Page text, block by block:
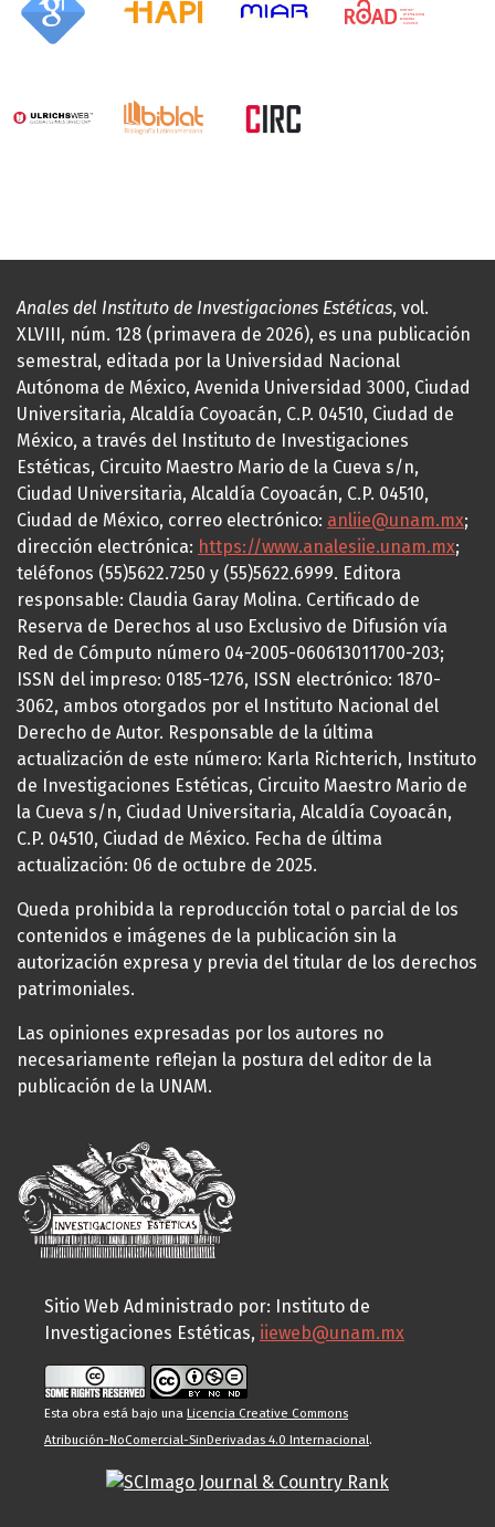
Anales del Instituto de Investigaciones Estéticas, vol.
XLVIII, núm. 128 (primavera de 2026), es una publicación
semestral, editada por la Universidad Nacional
Autónoma de México, Avenida Universidad 3000, Ciudad
Universitaria, Alcaldía Coyoacán, C.P. 04510, Ciudad de
México, a través del Instituto de Investigaciones
Estéticas, Circuito Maestro Mario de la Cueva s/n,
Ciudad Universitaria, Alcaldía Coyoacán, C.P. 04510,
Ciudad de México, correo electrónico: anliie@unam.mx;
dirección electrónica: https://www.analesiie.unam.mx;
teléfonos (55)5622.7250 y (55)5622.6999. Editora
responsable: Claudia Garay Molina. Certificado de
Reserva de Derechos al uso Exclusivo de Difusión vía
Red de Cómputo número 04-2005-060613011700-203;
ISSN del impreso: 0185-1276, ISSN electrónico: 1870-
3062, ambos otorgados por el Instituto Nacional del
Derecho de Autor. Responsable de la última
actualización de este número: Karla Richterich, Instituto
de Investigaciones Estéticas, Circuito Maestro Mario de
la Cueva s/n, Ciudad Universitaria, Alcaldía Coyoacán,
C.P. 04510, Ciudad de México. Fecha de última
actualización: 06 de octubre de 2025.
Queda prohibida la reproducción total o parcial de los
contenidos e imágenes de la publicación sin la
autorización expresa y previa del titular de los derechos
patrimoniales.
Las opiniones expresadas por los autores no
necesariamente reflejan la postura del editor de la
publicación de la UNAM.
Sitio Web Administrado por: Instituto de
Investigaciones Estéticas, iieweb@unam.mx
Esta obra está bajo una Licencia Creative Commons
Atribución-NoComercial-SinDerivadas 4.0 Internacional.